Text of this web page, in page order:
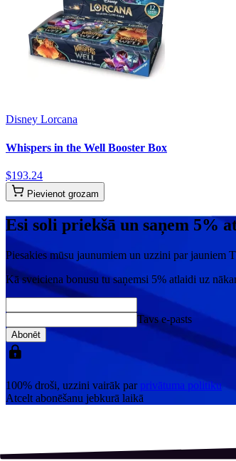
Disney Lorcana
Whispers in the Well Booster Box
$193.24
Pievienot grozam
Esi soli priekšā un saņem 5%
Piesakies mūsu jaunumiem un uzzini par
Kā sveiciena bonusu tu saņemsi 5% atlaidi uz
Tavs e-pasts
Abonēt
100% droši, uzzini vairāk par privātuma politiku
Atcelt abonēšanu jebkurā laikā